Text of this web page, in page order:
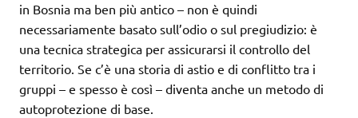
in Bosnia ma ben più antico – non è quindi
necessariamente basato sull’odio o sul pregiudizio: è
una tecnica strategica per assicurarsi il controllo del
territorio. Se c’è una storia di astio e di conflitto tra i
gruppi – e spesso è così – diventa anche un metodo di
autoprotezione di base.